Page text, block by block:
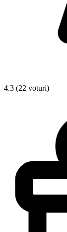
4.3 (22 voturi)